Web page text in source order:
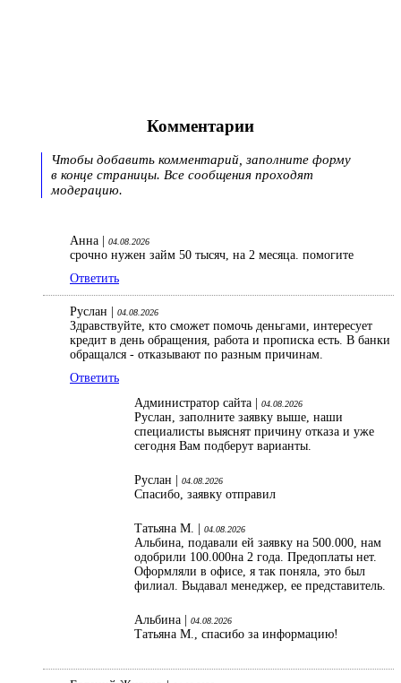
Комментарии
Чтобы добавить комментарий, заполните форму
в конце страницы. Все сообщения проходят
модерацию.
Анна | 04.08.2026
срочно нужен займ 50 тысяч, на 2 месяца. помогите
Ответить
Руслан | 04.08.2026
Здравствуйте, кто сможет помочь деньгами, интересует
кредит в день обращения, работа и прописка есть. В банки
обращался - отказывают по разным причинам.
Ответить
Администратор сайта |
04.08.2026
Руслан, заполните заявку выше, наши
специалисты выяснят причину отказа и уже
сегодня Вам подберут варианты.
Руслан | 04.08.2026
Спасибо, заявку отправил
Татьяна М. | 04.08.2026
Альбина, подавали ей заявку на 500.000, нам
одобрили 100.000на 2 года. Предоплаты нет.
Оформляли в офисе, я так поняла, это был
филиал. Выдавал менеджер, ее представитель.
Альбина | 04.08.2026
Татьяна М., спасибо за информацию!